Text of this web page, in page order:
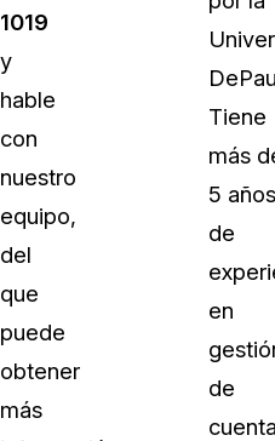
1019
y
hable
con
nuestro
equipo,
del
que
puede
obtener
más
Tiene
más
5 años
de
en
de